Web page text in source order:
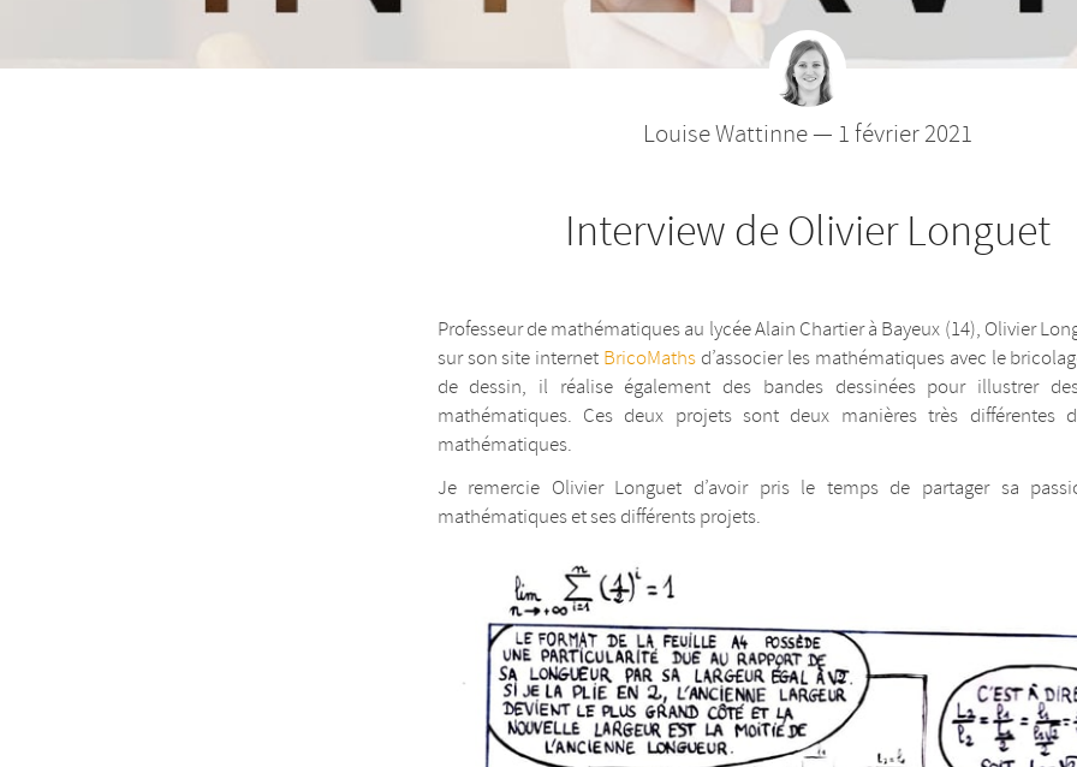
Louise Wattinne — 1 février 2021
Interview de Olivier Longuet
Professeur de mathématiques au lycée Alain Chartier à Bayeux (14), Olivier
sur son site internet BricoMaths d’associer les mathématiques avec le
de dessin, il réalise également des bandes dessinées pour illustrer
mathématiques. Ces deux projets sont deux manières très différentes
mathématiques.
Je remercie Olivier Longuet d’avoir pris le temps de partager sa
mathématiques et ses différents projets.